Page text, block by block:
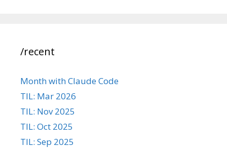
/recent
Month with Claude Code
TIL: Mar 2026
TIL: Nov 2025
TIL: Oct 2025
TIL: Sep 2025